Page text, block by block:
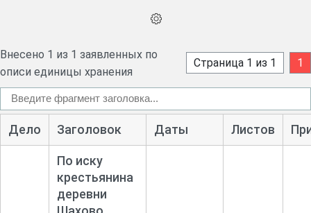
Внесено 1 из 1 заявленных по
описи единицы хранения
Страница 1 из 1 1
Дело Заголовок Даты Листов
По иску
крестьянина
деревни